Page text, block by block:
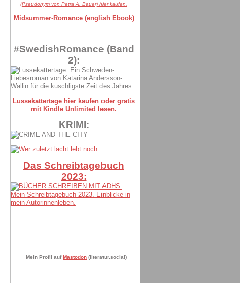
(Pseudonym von Petra A. Bauer) hier kaufen.
Midsummer-Romance (english Ebook)
#SwedishRomance (Band
2):
Lussekattertage hier kaufen oder gratis
mit Kindle Unlimited lesen.
KRIMI:
Das Schreibtagebuch
2023:
Mein Profil auf Mastodon (literatur.social)